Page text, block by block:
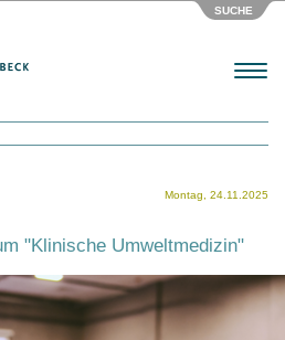
SUCHE
Menu
Montag, 24.11.2025
"Klinische Umweltmedizin"